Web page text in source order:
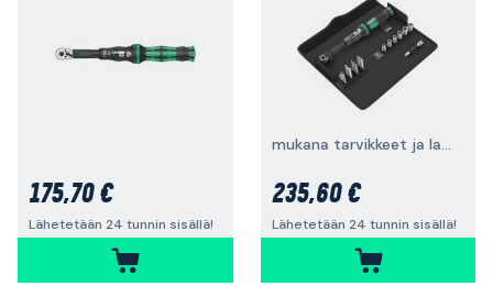
175,70 €
Lähetetään 24 tunnin sisällä!
mukana tarvikkeet ja laukku
235,60 €
Lähetetään 24 tunnin sisällä!